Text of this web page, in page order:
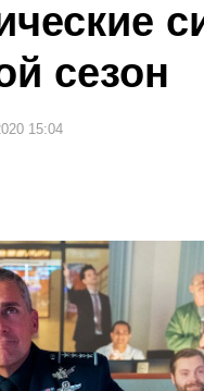
сезон
15:04